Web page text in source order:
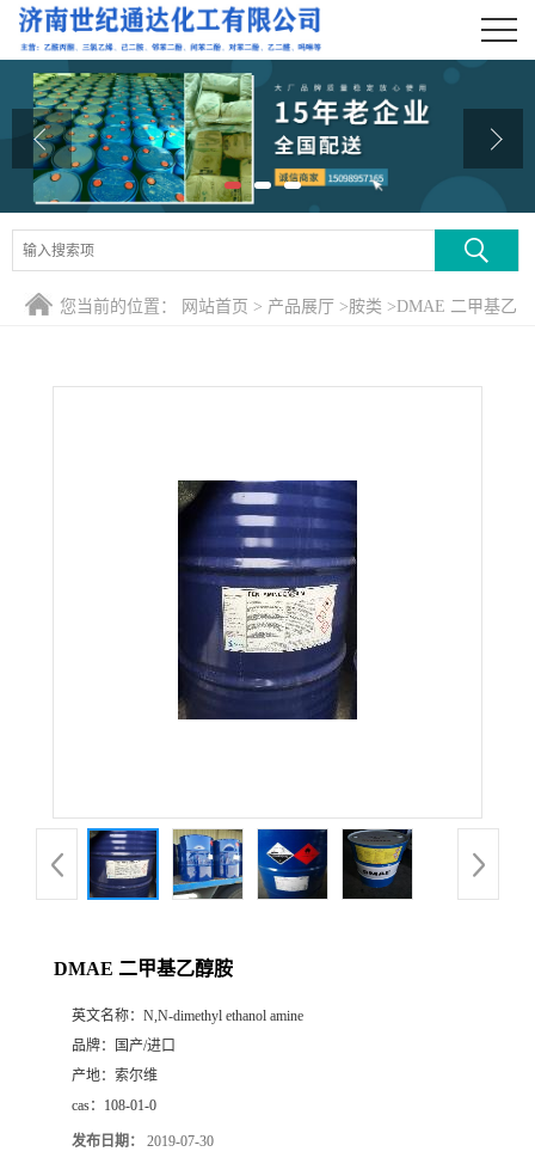
公司首页
公司介绍
公司动态
产品展厅
证书荣誉
您当前的位置： 网站首页 > 产品展厅 >胺类 >DMAE 二甲基乙
DMAE 二甲基乙醇胺
英文名称： N,N-dimethyl ethanol amine
品牌：
国产/进口
产地： 索尔维
cas： 108-01-0
发布日期： 2019-07-30